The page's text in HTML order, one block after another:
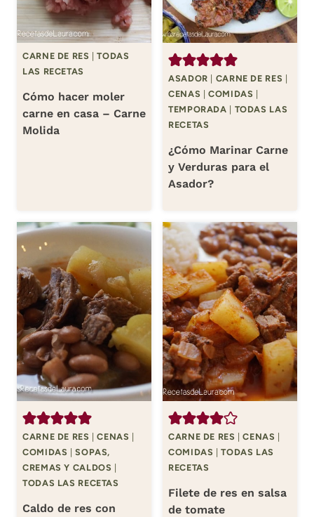
CARNE DE RES |TODAS
LAS RECETAS
Cómo hacer moler
carne en casa – Carne
Molida
ASADOR CARNE DE RES
CENAS |COMIDAS
TEMPORADA
TODAS LAS
RECETAS
¿Cómo Marinar Carne
y Verduras para el
Asador?
CARNE DE RES |CENAS
COMIDAS |SOPAS,
CREMAS Y CALDOS
TODAS LAS RECETAS
Caldo de res con
CARNE DE RES |CENAS
COMIDAS |TODAS LAS
RECETAS
Filete de res en salsa
de tomate